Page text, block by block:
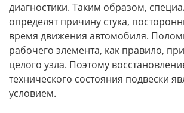
диагностики. Таким образом,
определят причину стука,
время движения автомобиля.
рабочего элемента, как правило,
целого узла. Поэтому
технического состояния подвески
условием.